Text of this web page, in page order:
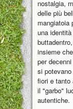
nostalgia,
delle più
mangiatoia
una
insieme
per
si
fiori e tanto
il "garbo"
autentiche.